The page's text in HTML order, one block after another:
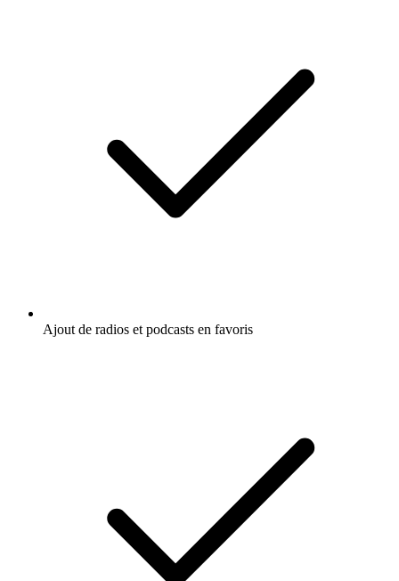
Ajout de radios et podcasts en favoris